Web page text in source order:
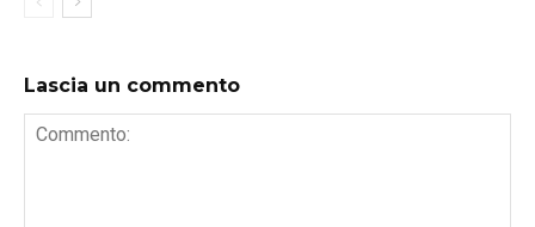
Lascia un commento